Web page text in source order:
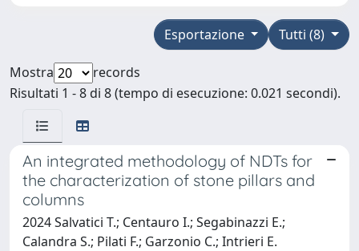
Tutti (8)
Esportazione
Mostra
records
Risultati 1 - 8 di 8 (tempo di esecuzione: 0.021 secondi).
An integrated methodology of NDTs for
the characterization of stone pillars and
columns
2024 Salvatici T.; Centauro I.; Segabinazzi E.;
Calandra S.; Pilati F.; Garzonio C.; Intrieri E.